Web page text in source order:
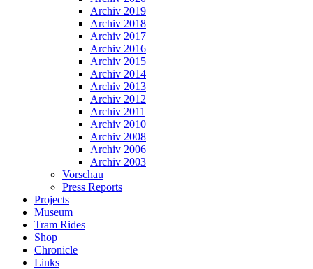
Archiv 2019
Archiv 2018
Archiv 2017
Archiv 2016
Archiv 2015
Archiv 2014
Archiv 2013
Archiv 2012
Archiv 2011
Archiv 2010
Archiv 2008
Archiv 2006
Archiv 2003
Vorschau
Press Reports
Projects
Museum
Tram Rides
Shop
Chronicle
Links